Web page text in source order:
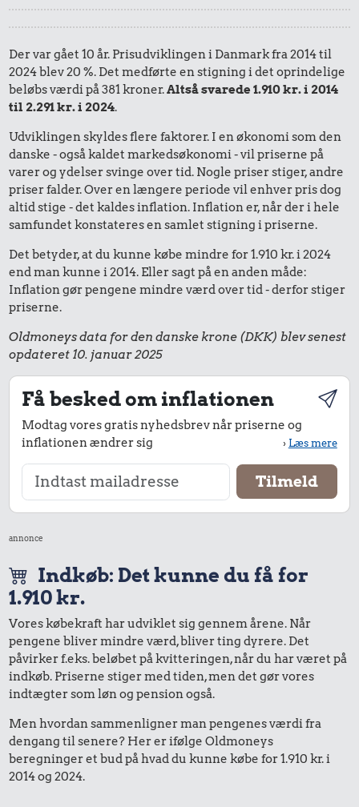
Der var gået 10 år. Prisudviklingen i Danmark fra 2014 til
2024 blev 20 %. Det medførte en stigning i det oprindelige
beløbs værdi på 381 kroner.Altså svarede 1.910 kr. i 2014
til 2.291 kr. i 2024.
Udviklingen skyldes flere faktorer. I en økonomi som den
danske - også kaldet markedsøkonomi - vil priserne på
varer og ydelser svinge over tid. Nogle priser stiger, andre
priser falder. Over en længere periode vil enhver pris dog
altid stige - det kaldes inflation. Inflation er, når der i hele
samfundet konstateres en samlet stigning i priserne.
Det betyder, at du kunne købe mindre for 1.910 kr. i 2024
end man kunne i 2014. Eller sagt på en anden måde:
Inflation gør pengene mindre værd over tid - derfor stiger
priserne.
Oldmoneys data for den danske krone (DKK) blev senest
opdateret 10. januar 2025
Få besked om inflationen
Modtag vores gratis nyhedsbrev når priserne og
inflationen ændrer sig
›Læs mere
annonce
Indkøb: Det kunne du få for
1.910 kr.
Vores købekraft har udviklet sig gennem årene. Når
pengene bliver mindre værd, bliver ting dyrere. Det
påvirker f.eks. beløbet på kvitteringen, når du har været på
indkøb. Priserne stiger med tiden, men det gør vores
indtægter som løn og pension også.
Men hvordan sammenligner man pengenes værdi fra
dengang til senere? Her er ifølge Oldmoneys
beregninger et bud på hvad du kunne købe for 1.910 kr. i
2014 og 2024.